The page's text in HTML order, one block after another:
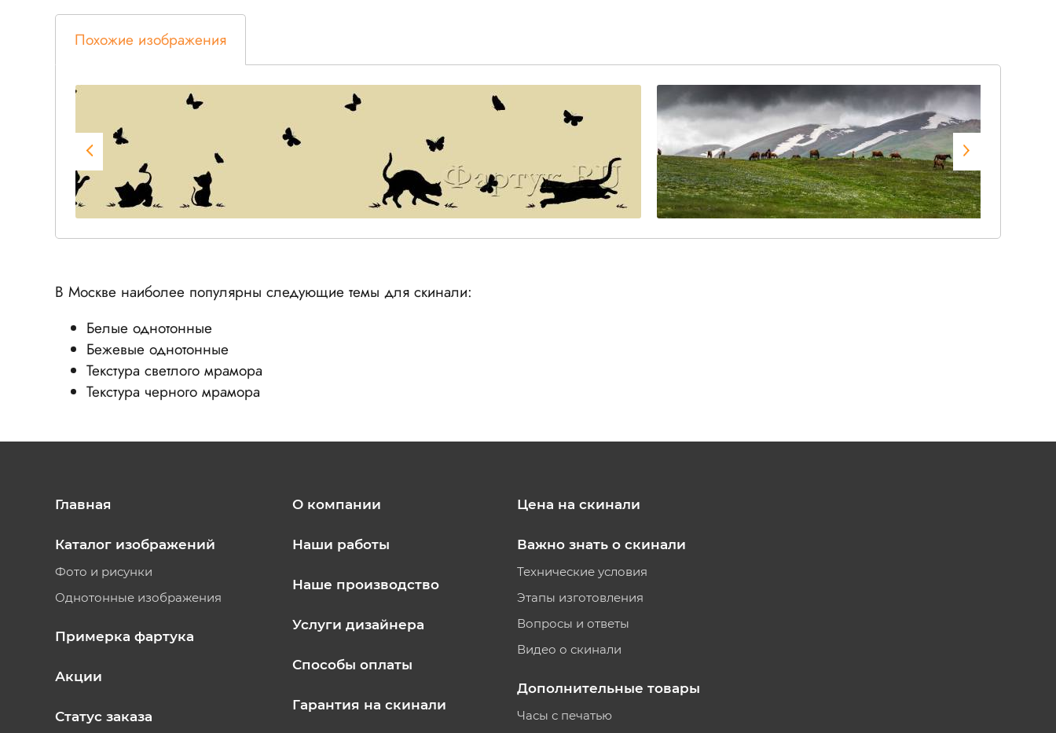
Похожие изображения
В Москве наиболее популярны следующие темы для скинали:
Белые однотонные
Бежевые однотонные
Текстура светлого мрамора
Текстура черного мрамора
Главная
Каталог изображений
Фото и рисунки
Однотонные изображения
Примерка фартука
Акции
Статус заказа
О компании
Наши работы
Наше производство
Услуги дизайнера
Способы оплаты
Гарантия на скинали
Цена на скинали
Важно знать о скинали
Технические условия
Этапы изготовления
Вопросы и ответы
Видео о скинали
Дополнительные товары
Часы с печатью